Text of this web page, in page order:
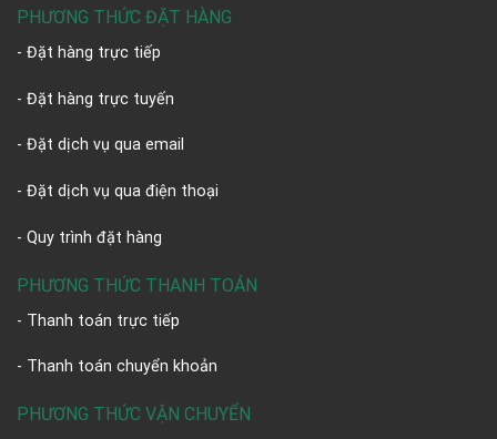
PHƯƠNG THỨC ĐẶT HÀNG
- Đặt hàng trực tiếp
- Đặt hàng trực tuyến
- Đặt dịch vụ qua email
- Đặt dịch vụ qua điện thoại
- Quy trình đặt hàng
PHƯƠNG THỨC THANH TOÁN
- Thanh toán trực tiếp
- Thanh toán chuyển khoản
PHƯƠNG THỨC VẬN CHUYỂN